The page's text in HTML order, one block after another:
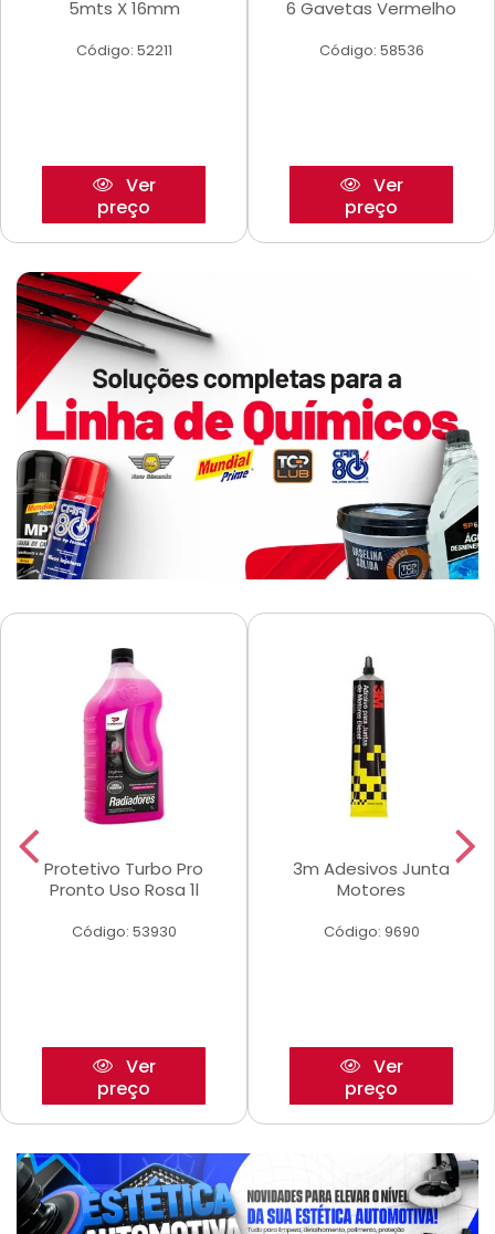
5mts X 16mm
Código: 52211
Ver
preço
6 Gavetas Vermelho
Código: 58536
Ver
preço
Protetivo Turbo Pro
Pronto Uso Rosa 1l
Código: 53930
Ver
preço
3m Adesivos Junta
Motores
Código: 9690
Ver
preço